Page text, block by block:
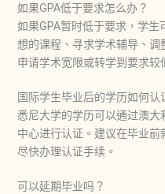
如果GPA低于要求怎么办？
如果GPA暂时低于要求，学
想的课程、寻求学术辅导、调
申请学术宽限或转学到要求较
国际学生毕业后的学历如何认
悉尼大学的学历可以通过澳
中心进行认证。建议在毕业
尽快办理认证手续。
可以延期毕业吗？